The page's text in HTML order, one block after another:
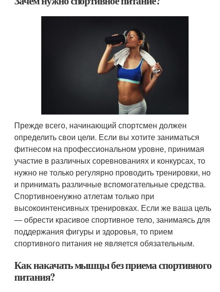
Прежде всего, начинающий спортсмен должен
определить свои цели. Если вы хотите заниматься
фитнесом на профессиональном уровне, принимая
участие в различных соревнованиях и конкурсах, то
нужно не только регулярно проводить тренировки, но
и принимать различные вспомогательные средства.
Спортивноенужно атлетам только при
высокоинтенсивных тренировках. Если же ваша цель
— обрести красивое спортивное тело, занимаясь для
поддержания фигуры и здоровья, то прием
спортивного питания не является обязательным.
Как накачать мышцы без приема спортивного
питания?